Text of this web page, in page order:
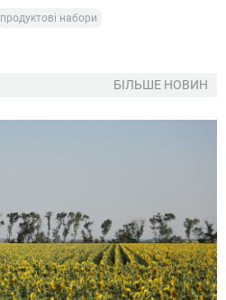
продуктові набори
БІЛЬШЕ НОВИН